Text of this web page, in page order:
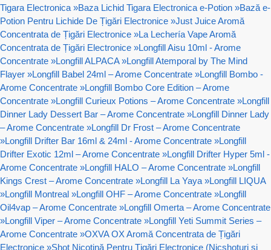
Tigara Electronica »Baza Lichid Tigara Electronica e-Potion »Bază e-
Potion Pentru Lichide De Țigări Electronice »Just Juice Aromă
Concentrata de Țigări Electronice »La Lechería Vape Aromă
Concentrata de Țigări Electronice »Longfill Aisu 10ml - Arome
Concentrate »Longfill ALPACA »Longfill Atemporal by The Mind
Flayer »Longfill Babel 24ml – Arome Concentrate »Longfill Bombo -
Arome Concentrate »Longfill Bombo Core Edition – Arome
Concentrate »Longfill Curieux Potions – Arome Concentrate »Longfill
Dinner Lady Dessert Bar – Arome Concentrate »Longfill Dinner Lady
– Arome Concentrate »Longfill Dr Frost – Arome Concentrate
»Longfill Drifter Bar 16ml & 24ml - Arome Concentrate »Longfill
Drifter Exotic 12ml – Arome Concentrate »Longfill Drifter Hyper 5ml -
Arome Concentrate »Longfill HALO – Arome Concentrate »Longfill
Kings Crest – Arome Concentrate »Longfill La Yaya »Longfill LIQUA
»Longfill Montreal »Longfill OHF – Arome Concentrate »Longfill
Oil4vap – Arome Concentrate »Longfill Omerta – Arome Concentrate
»Longfill Viper – Arome Concentrate »Longfill Yeti Summit Series –
Arome Concentrate »OXVA OX Aromă Concentrata de Țigări
Electronice »Shot Nicotină Pentru Țigări Electronice (Nicshoturi si